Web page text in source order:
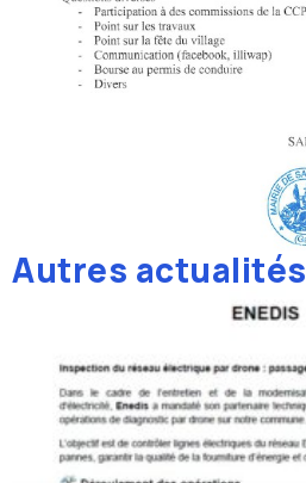
Autres actualités